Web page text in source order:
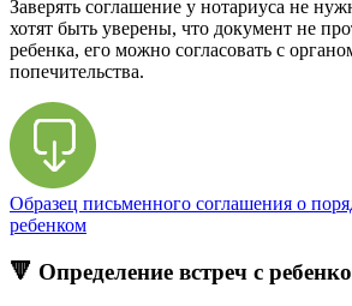
Заверять соглашение у нотариуса не
хотят быть уверены, что документ не
ребенка, его можно согласовать с
попечительства.
Образец письменного соглашения о
ребенком
🔻 Определение встреч с